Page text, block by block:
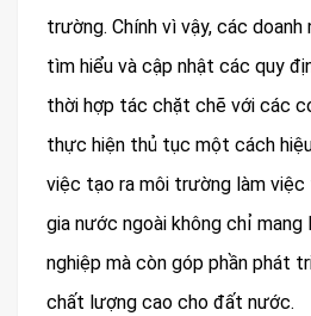
trường. Chính vì vậy, các
tìm hiểu và cập nhật các quy
thời hợp tác chặt chẽ với các
thực hiện thủ tục một cách
việc tạo ra môi trường làm việc
gia nước ngoài không chỉ mang
nghiệp mà còn góp phần phát
chất lượng cao cho đất nước.